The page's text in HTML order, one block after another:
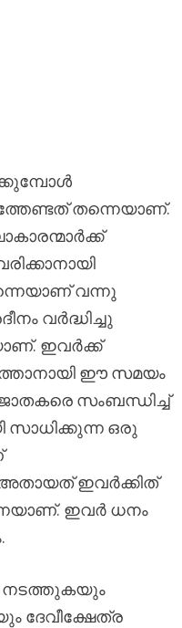
തന്നെയാണ്.
വന്നു
വർദ്ധിച്ചു
ഇവർക്ക്
ഈ സമയം
സംബന്ധിച്ച്
സാധിക്കുന്ന ഒരു
അതായത് ഇവർക്കിത്
ഇവർ ധനം
നടത്തുകയും
ദേവീക്ഷേത്ര